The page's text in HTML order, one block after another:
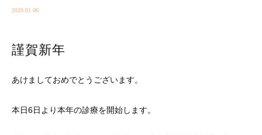
2020.01.06
謹賀新年
あけましておめでとうございます。
本日6日より本年の診療を開始します。